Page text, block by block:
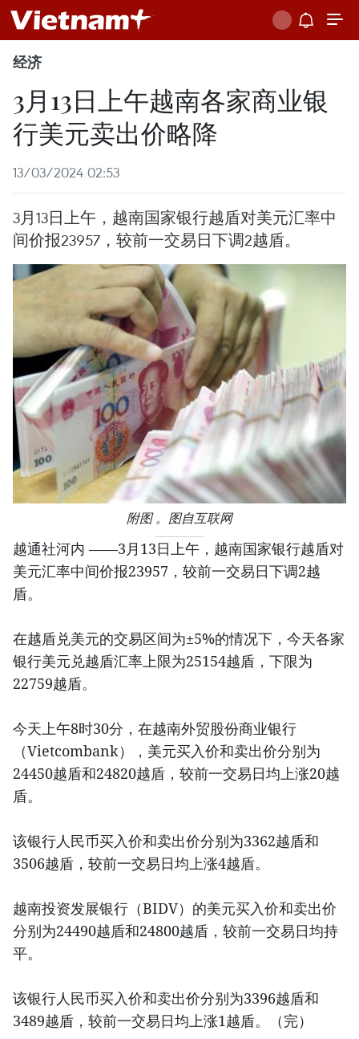
经济
3月13日上午越南各家商业银
行美元卖出价略降
13/03/2024 02:53
3月13日上午，越南国家银行越盾对美元汇率中
间价报23957，较前一交易日下调2越盾。
附图 。图自互联网
越通社河内 ——3月13日上午，越南国家银行越盾对
美元汇率中间价报23957，较前一交易日下调2越
盾。
在越盾兑美元的交易区间为±5%的情况下，今天各家
银行美元兑越盾汇率上限为25154越盾，下限为
22759越盾。
今天上午8时30分，在越南外贸股份商业银行
（Vietcombank），美元买入价和卖出价分别为
24450越盾和24820越盾，较前一交易日均上涨20越
盾。
该银行人民币买入价和卖出价分别为3362越盾和
3506越盾，较前一交易日均上涨4越盾。
越南投资发展银行（BIDV）的美元买入价和卖出价
分别为24490越盾和24800越盾，较前一交易日均持
平。
该银行人民币买入价和卖出价分别为3396越盾和
3489越盾，较前一交易日均上涨1越盾。（完）